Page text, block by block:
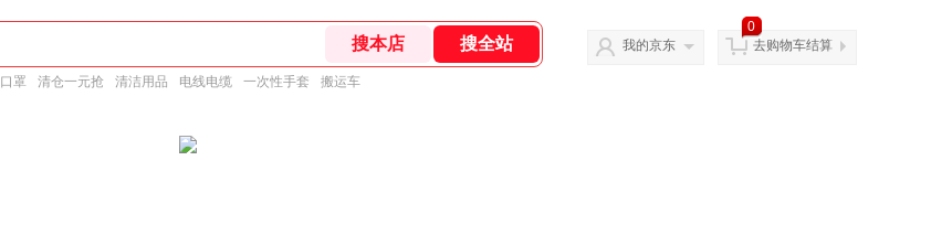
口罩 清仓一元抢 清洁用品 电线电缆 一次性手套 搬运车
我的京东
0
去购物车结算